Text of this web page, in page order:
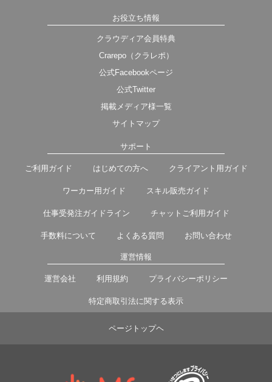
お役立ち情報
クラウディア会員特典
Crarepo（クラレポ）
公式Facebookページ
公式Twitter
掲載メディア様一覧
サイトマップ
サポート
ご利用ガイド はじめての方へ クライアント用ガイド
ワーカー用ガイド スキル販売ガイド
仕事受発注ガイドライン チャットご利用ガイド
手数料について よくある質問 お問い合わせ
運営情報
運営会社 利用規約 プライバシーポリシー
特定商取引法に関する表示
ページトップヘ